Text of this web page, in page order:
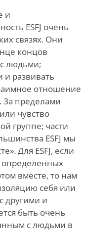
и
ESFJ очень
связях. Они
концов
людьми;
и развивать
отношение
За пределами
чувство
группе; части
ESFJ мы
Для ESFJ, если
определенных
вместе, то нам
себя или
другими и
быть очень
с людьми в